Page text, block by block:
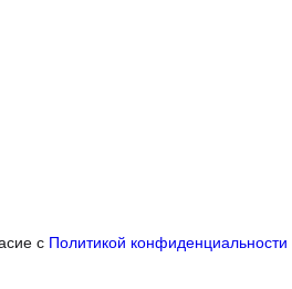
с Политикой конфиденциальности